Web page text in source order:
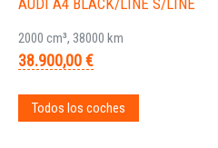
AUDI A4 BLACK/LINE S/LINE
2000 cm³, 38000 km
38.900,00 €
Todos los coches